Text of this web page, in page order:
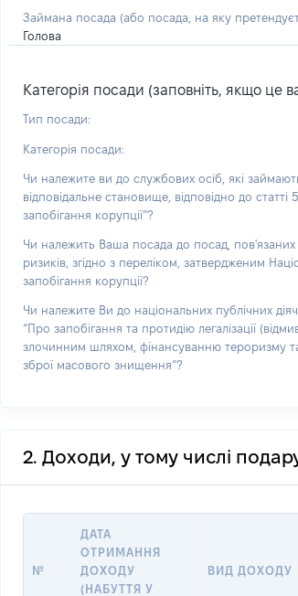
Займана посада (або посада, на яку
Голова
Категорія посади (заповніть, якщо це
Тип посади:
Категорія посади:
Чи належите ви до службових осіб, які
відповідальне становище, відповідно до
запобігання корупції”?
Чи належить Ваша посада до посад,
ризиків, згідно з переліком, затвердженим
запобігання корупції?
Чи належите Ви до національних публічних
“Про запобігання та протидію легалізації
злочинним шляхом, фінансуванню тероризму
зброї масового знищення”?
2. Доходи, у тому числі
№
ДАТА
ОТРИМАННЯ
ДОХОДУ
(НАБУТТЯ У
ВИД ДОХОДУ